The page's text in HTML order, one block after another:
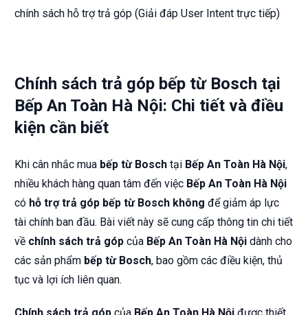
Chính sách trả góp bếp từ Bosch tại
Bếp An Toàn Hà Nội: Chi tiết và điều
kiện cần biết
Khi cân nhắc mua bếp từ Bosch tại Bếp An Toàn Hà Nội,
nhiều khách hàng quan tâm đến việc Bếp An Toàn Hà Nội
có hỗ trợ trả góp bếp từ Bosch không để giảm áp lực
tài chính ban đầu. Bài viết này sẽ cung cấp thông tin chi tiết
về chính sách trả góp của Bếp An Toàn Hà Nội dành cho
các sản phẩm bếp từ Bosch, bao gồm các điều kiện, thủ
tục và lợi ích liên quan.